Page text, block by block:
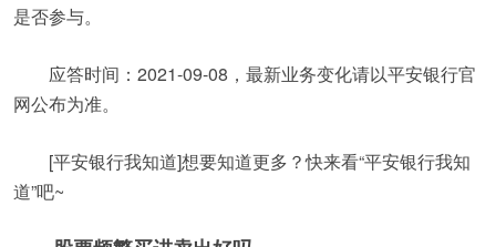
是否参与。
应答时间：2021-09-08，最新业务变化请以平安银行官
网公布为准。
[平安银行我知道]想要知道更多？快来看“平安银行我知
道”吧~